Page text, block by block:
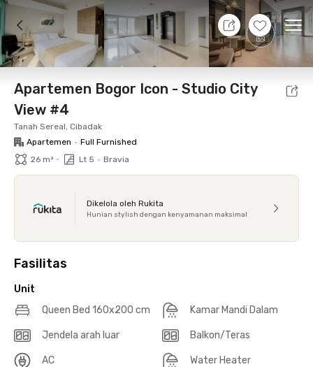
+19
8 Agt 26 - Belum tahu
Foto Fasilitas bersama Lokasi Aturan
Apartemen Bogor Icon - Studio City
View #4
Tanah Sereal, Cibadak
Apartemen • Full Furnished
26 m² • Lt 5 • Bravia
Dikelola oleh Rukita
Hunian stylish dengan kenyamanan maksimal
Fasilitas
Unit
Queen Bed 160x200 cm
Kamar Mandi Dalam
Jendela arah luar Balkon/Teras
AC Water Heater